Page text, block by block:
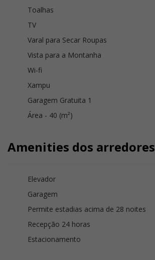
Toalhas
TV
Varal para Secar Roupas
Vista para a Montanha
Wi-fi
Xampu
Garagem Gratuita 1
Área - 40 (m²)
Amenities dos arredores
Elevador
Garagem
Permite estadias acima de 28 noites
Recepção 24 horas
Estacionamento